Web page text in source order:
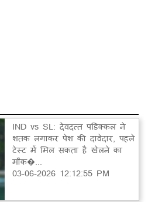
IND vs SL: देवदत्त पडिक्कल ने
शतक लगाकर पेश की दावेदार, पहले
टेस्ट में मिल सकता है खेलने का
मौक�...
03-06-2026 12:12:55 PM